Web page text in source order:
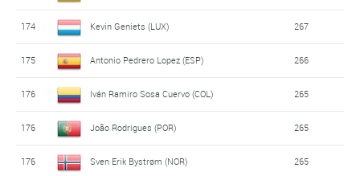
174 Kevin Geniets (LUX) 267
175 Antonio Pedrero Lopez (ESP) 266
176 Iván Ramiro Sosa Cuervo (COL) 265
176 João Rodrigues (POR) 265
176 Sven Erik Bystrøm (NOR) 265